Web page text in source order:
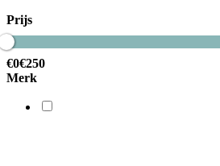
Prijs
€0€250
Merk